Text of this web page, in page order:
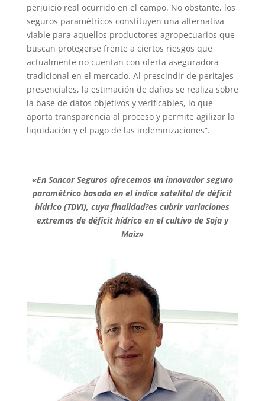
perjuicio real ocurrido en el campo. No obstante, los
seguros paramétricos constituyen una alternativa
viable para aquellos productores agropecuarios que
buscan protegerse frente a ciertos riesgos que
actualmente no cuentan con oferta aseguradora
tradicional en el mercado. Al prescindir de peritajes
presenciales, la estimación de daños se realiza sobre
la base de datos objetivos y verificables, lo que
aporta transparencia al proceso y permite agilizar la
liquidación y el pago de las indemnizaciones”.
«En Sancor Seguros ofrecemos un innovador seguro
paramétrico basado en el índice satelital de déficit
hídrico (TDVI), cuya finalidad?es cubrir variaciones
extremas de déficit hídrico en el cultivo de Soja y
Maíz»